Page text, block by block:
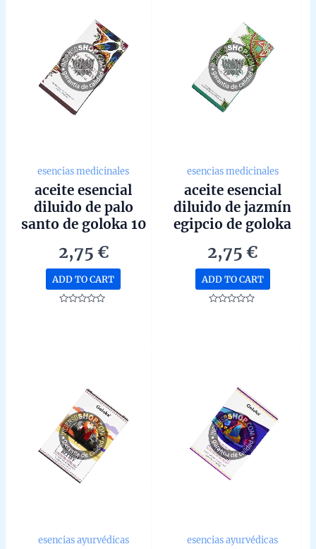
esencias medicinales
aceite esencial
diluido de palo
santo de goloka 10
2,75 €
ADD TO CART
esencias medicinales
aceite esencial
diluido de jazmín
egipcio de goloka
2,75€
ADD TO CART
esencias ayurvédicas esencias ayurvédicas